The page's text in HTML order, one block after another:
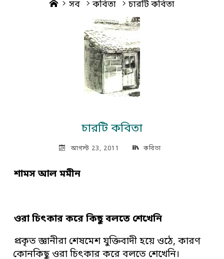
Home
সব কবিতা চারটি কবিতা
চারটি কবিতা
আগস্ট 23, 2011 কবিতা
শামস আল মমীন
ওরা চিৎকার করে কিছু বলতে শেখেনি
প্রকৃত জ্ঞানীরা শেষমেশ যুক্তিবাদী হয়ে ওঠে, কারণ
কোনকিছু ওরা চিৎকার করে বলতে শেখেনি।